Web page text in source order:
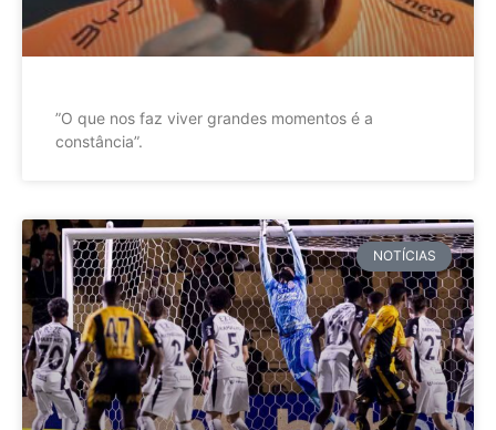
”O que nos faz viver grandes momentos é a
constância”.
NOTÍCIAS